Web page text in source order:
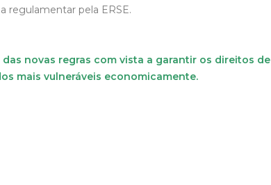
regulamentar pela ERSE.
novas regras com vista a garantir os direitos de
mais vulneráveis economicamente.